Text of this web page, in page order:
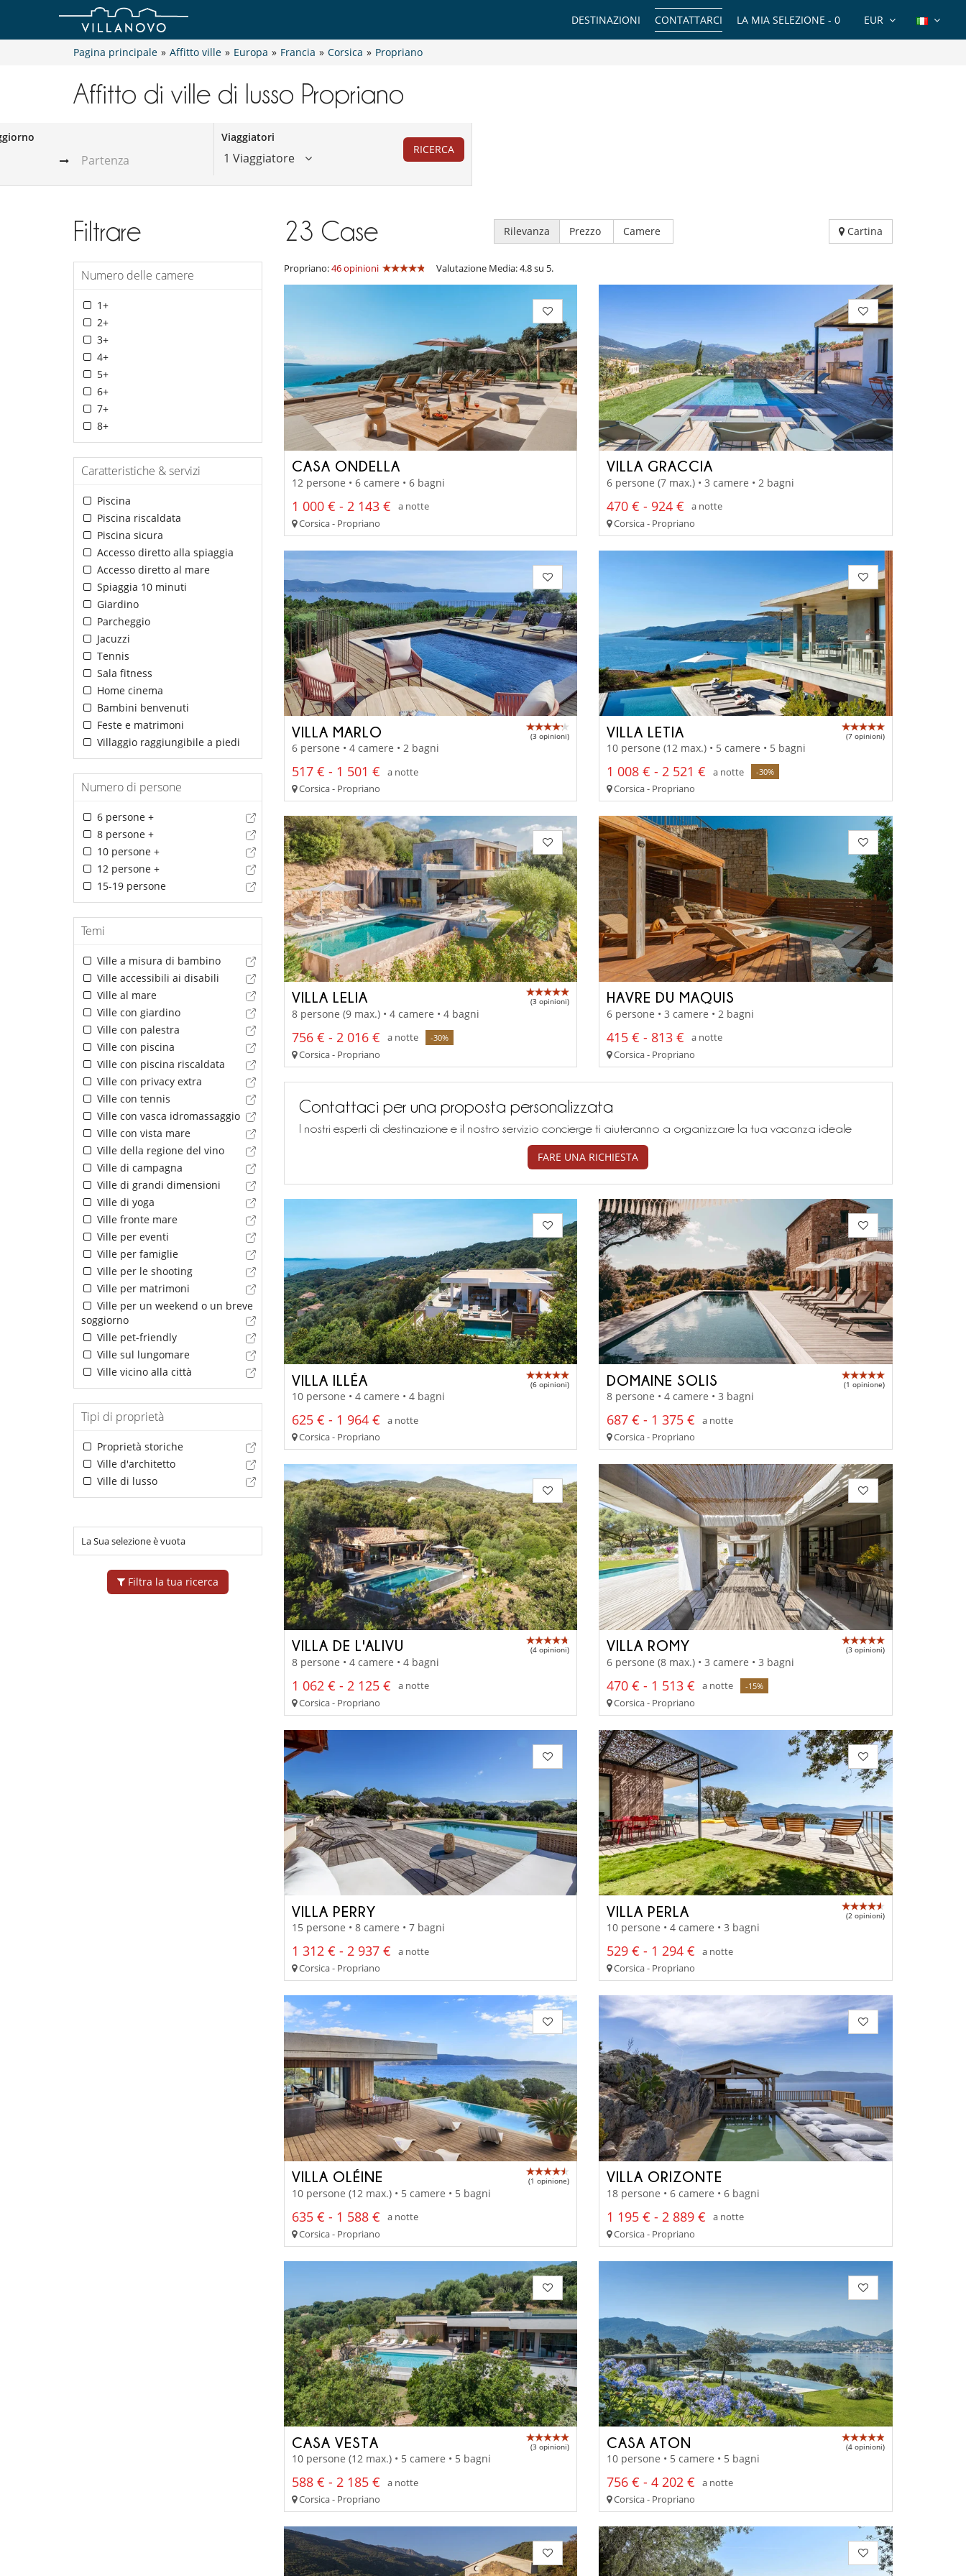
EUR
LA MIA SELEZIONE - 0
CONTATTARCI
DESTINAZIONI
Pagina principale » Affitto ville » Europa » Francia » Corsica » Propriano
Affitto di ville di lusso Propriano
Viaggiatori
1 Viaggiatore
RICERCA
Filtrare
Numero delle camere
1+
2+
3+
4+
5+
6+
7+
8+
Caratteristiche & servizi
Piscina
Piscina riscaldata
Piscina sicura
Accesso diretto alla spiaggia
Accesso diretto al mare
Spiaggia 10 minuti
Giardino
Parcheggio
Jacuzzi
Tennis
Sala fitness
Home cinema
Bambini benvenuti
Feste e matrimoni
Villaggio raggiungibile a piedi
Numero di persone
6 persone +
8 persone +
10 persone +
12 persone +
15-19 persone
Temi
Ville a misura di bambino
Ville accessibili ai disabili
Ville al mare
Ville con giardino
Ville con palestra
Ville con piscina
Ville con piscina riscaldata
Ville con privacy extra
Ville con tennis
Ville con vasca idromassaggio
Ville con vista mare
Ville della regione del vino
Ville di campagna
Ville di grandi dimensioni
Ville di yoga
Ville fronte mare
Ville per eventi
Ville per famiglie
Ville per le shooting
Ville per matrimoni
Ville per un weekend o un breve
soggiorno
Ville pet-friendly
Ville sul lungomare
Ville vicino alla città
Tipi di proprietà
Proprietà storiche
Ville d'architetto
Ville di lusso
La Sua selezione è vuota
Filtra la tua ricerca
23 Case Rilevanza Prezzo Camere Cartina
Propriano:46 opinioni Valutazione Media: 4.8 su 5.
CASA ONDELLA
12 persone • 6 camere • 6 bagni
1 000 € - 2 143 €
a notte
Corsica - Propriano
VILLA GRACCIA
6 persone (7 max.) • 3 camere • 2 bagni
470 € - 924 €
a notte
Corsica - Propriano
VILLA MARLO (3 opinioni)
6 persone • 4 camere • 2 bagni
517 € - 1 501 €
a notte
Corsica - Propriano
VILLA LETIA (7 opinioni)
10 persone (12 max.) • 5 camere • 5 bagni
1 008 € - 2 521 € a notte -30%
Corsica - Propriano
VILLA LELIA (3 opinioni)
8 persone (9 max.) • 4 camere • 4 bagni
756 € - 2 016 € a notte -30%
Corsica - Propriano
HAVRE DU MAQUIS
6 persone • 3 camere • 2 bagni
415 € - 813 €
a notte
Corsica - Propriano
Contattaci per una proposta personalizzata
I nostri esperti di destinazione e il nostro servizio concierge ti aiuteranno a organizzare la tua vacanza ideale
FARE UNA RICHIESTA
VILLA ILLÉA (6 opinioni)
10 persone • 4 camere • 4 bagni
625 € - 1 964 €
a notte
Corsica - Propriano
DOMAINE SOLIS (1 opinione)
8 persone • 4 camere • 3 bagni
687 € - 1 375 €
a notte
Corsica - Propriano
VILLA DE L'ALIVU (4 opinioni)
8 persone • 4 camere • 4 bagni
1 062 € - 2 125 €
a notte
Corsica - Propriano
VILLA ROMY (3 opinioni)
6 persone (8 max.) • 3 camere • 3 bagni
470 € - 1 513 € a notte -15%
Corsica - Propriano
VILLA PERRY
15 persone • 8 camere • 7 bagni
1 312 € - 2 937 €
a notte
Corsica - Propriano
VILLA PERLA (2 opinioni)
10 persone • 4 camere • 3 bagni
529 € - 1 294 €
a notte
Corsica - Propriano
VILLA OLÉINE (1 opinione)
10 persone (12 max.) • 5 camere • 5 bagni
635 € - 1 588 €
a notte
Corsica - Propriano
VILLA ORIZONTE
18 persone • 6 camere • 6 bagni
1 195 € - 2 889 €
a notte
Corsica - Propriano
CASA VESTA (3 opinioni)
10 persone (12 max.) • 5 camere • 5 bagni
588 € - 2 185 €
a notte
Corsica - Propriano
CASA ATON (4 opinioni)
10 persone • 5 camere • 5 bagni
756 € - 4 202 €
a notte
Corsica - Propriano